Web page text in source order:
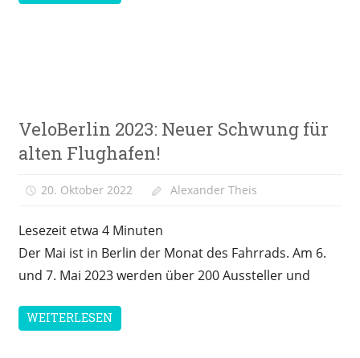
Veranstaltungen
VeloBerlin 2023: Neuer Schwung für
alten Flughafen!
20. Oktober 2022 Alexander Theis
Lesezeit etwa 4 Minuten
Der Mai ist in Berlin der Monat des Fahrrads. Am 6.
und 7. Mai 2023 werden über 200 Aussteller und
WEITERLESEN